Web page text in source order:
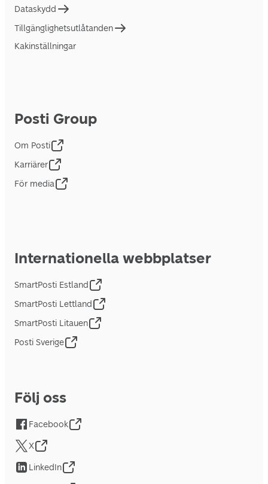
Dataskydd
Tillgänglighetsutlåtanden
Kakinställningar
Posti Group
Om Posti
Karriärer
För media
Internationella webbplatser
SmartPosti Estland
SmartPosti Lettland
SmartPosti Litauen
Posti Sverige
Följ oss
Facebook
X
LinkedIn